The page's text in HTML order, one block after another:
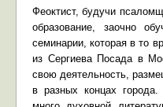
Феоктист, будучи
образование, заочно
семинарии, которая в то
из Сергиева Посада в
свою деятельность,
в разных концах